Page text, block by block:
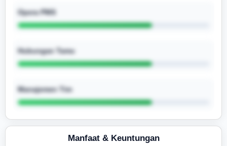
Opera PMS
Hubungan Tamu
Manajemen Tim
Manfaat & Keuntungan